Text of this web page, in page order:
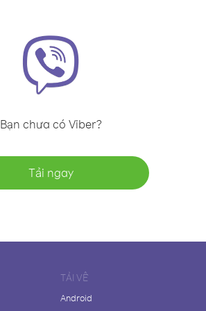
Bạn chưa có Viber?
Tải ngay
TẢI VỀ
Android